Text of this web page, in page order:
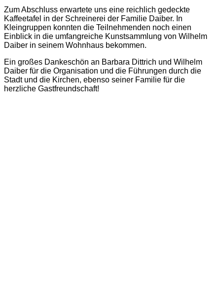
Zum Abschluss erwartete uns eine reichlich gedeckte
Kaffeetafel in der Schreinerei der Familie Daiber. In
Kleingruppen konnten die Teilnehmenden noch einen
Einblick in die umfangreiche Kunstsammlung von Wilhelm
Daiber in seinem Wohnhaus bekommen.
Ein großes Dankeschön an Barbara Dittrich und Wilhelm
Daiber für die Organisation und die Führungen durch die
Stadt und die Kirchen, ebenso seiner Familie für die
herzliche Gastfreundschaft!